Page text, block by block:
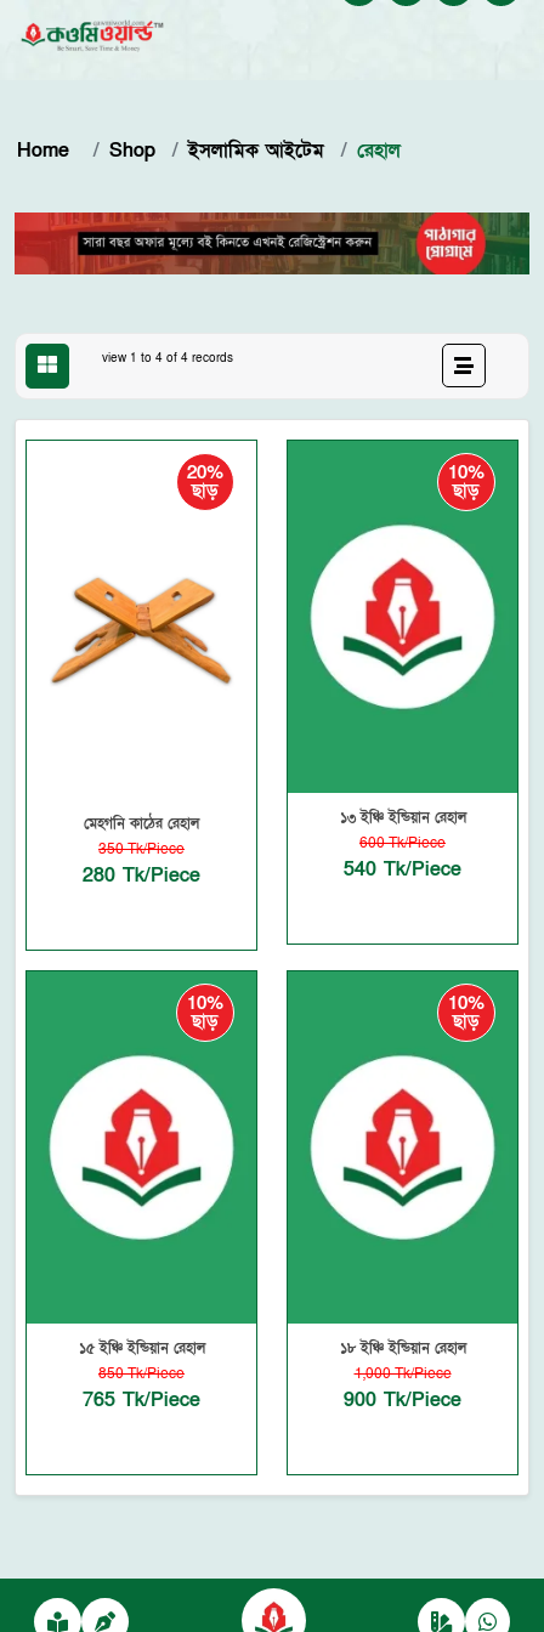
Home Shop ইসলামিক আইটেম রেহাল
view 1 to 4 of 4 records
20%
ছাড়
মেহগনি কাঠের রেহাল
350 Tk/Piece
280 Tk/Piece
10%
ছাড়
১৩ ইঞ্চি ইন্ডিয়ান রেহাল
600 Tk/Piece
540 Tk/Piece
10%
ছাড়
১৫ ইঞ্চি ইন্ডিয়ান রেহাল
850 Tk/Piece
765 Tk/Piece
10%
ছাড়
১৮ ইঞ্চি ইন্ডিয়ান রেহাল
1,000 Tk/Piece
900 Tk/Piece